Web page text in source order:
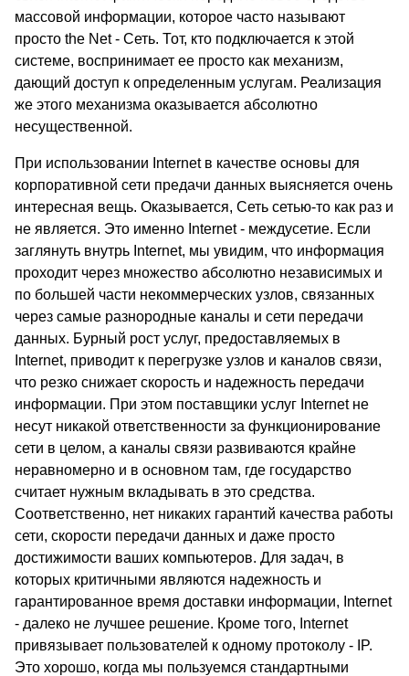
массовой информации, которое часто называют
просто the Net - Сеть. Тот, кто подключается к этой
системе, воспринимает ее просто как механизм,
дающий доступ к определенным услугам. Реализация
же этого механизма оказывается абсолютно
несущественной.
При использовании Internet в качестве основы для
корпоративной сети предачи данных выясняется очень
интересная вещь. Оказывается, Сеть сетью-то как раз и
не является. Это именно Internet - междусетие. Если
заглянуть внутрь Internet, мы увидим, что информация
проходит через множество абсолютно независимых и
по большей части некоммерческих узлов, связанных
через самые разнородные каналы и сети передачи
данных. Бурный рост услуг, предоставляемых в
Internet, приводит к перегрузке узлов и каналов связи,
что резко снижает скорость и надежность передачи
информации. При этом поставщики услуг Internet не
несут никакой ответственности за функционирование
сети в целом, а каналы связи развиваются крайне
неравномерно и в основном там, где государство
считает нужным вкладывать в это средства.
Соответственно, нет никаких гарантий качества работы
сети, скорости передачи данных и даже просто
достижимости ваших компьютеров. Для задач, в
которых критичными являются надежность и
гарантированное время доставки информации, Internet
- далеко не лучшее решение. Кроме того, Internet
привязывает пользователей к одному протоколу - IP.
Это хорошо, когда мы пользуемся стандартными